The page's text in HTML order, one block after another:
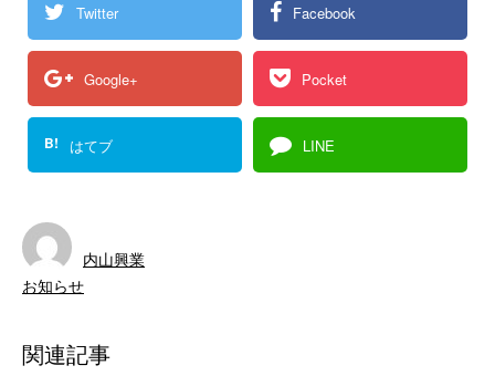
Twitter Facebook
Google+ Pocket
B! はてブ LINE
内山興業
お知らせ
関連記事